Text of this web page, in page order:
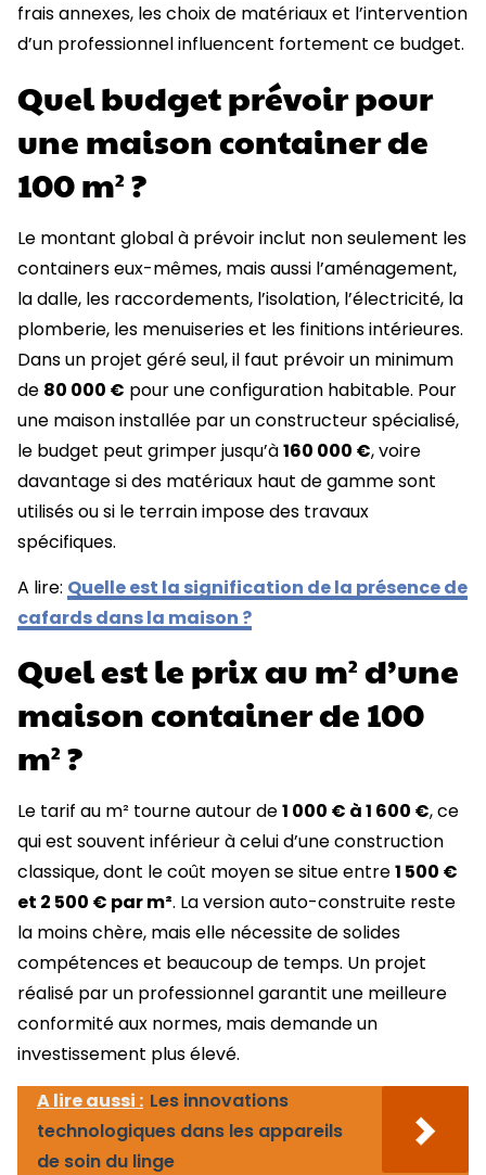
frais annexes, les choix de matériaux et l’intervention
d’un professionnel influencent fortement ce budget.
Quel budget prévoir pour
une maison container de
100 m² ?
Le montant global à prévoir inclut non seulement les
containers eux-mêmes, mais aussi l’aménagement,
la dalle, les raccordements, l’isolation, l’électricité, la
plomberie, les menuiseries et les finitions intérieures.
Dans un projet géré seul, il faut prévoir un minimum
de 80 000 € pour une configuration habitable. Pour
une maison installée par un constructeur spécialisé,
le budget peut grimper jusqu’à160 000 €, voire
davantage si des matériaux haut de gamme sont
utilisés ou si le terrain impose des travaux
spécifiques.
A lire: Quelle est la signification de la présence de
cafards dans la maison ?
Quel est le prix au m² d’une
maison container de 100
m² ?
Le tarif au m² tourne autour de1 000 € à 1 600 €, ce
qui est souvent inférieur à celui d’une construction
classique, dont le coût moyen se situe entre1 500 €
et 2 500 € par m². La version auto-construite reste
la moins chère, mais elle nécessite de solides
compétences et beaucoup de temps. Un projet
réalisé par un professionnel garantit une meilleure
conformité aux normes, mais demande un
investissement plus élevé.
A lire aussi : Les innovations
technologiques dans les appareils
de soin du linge